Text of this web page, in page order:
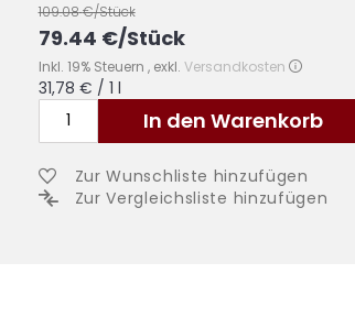
109.08€/Stück
79.44 €/Stück
Inkl. 19% Steuern , exkl. Versandkosten
31,78 € / 1 l
In den Warenkorb
Zur Wunschliste hinzufügen
Zur Vergleichsliste hinzufügen